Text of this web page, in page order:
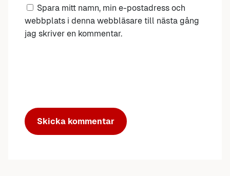
Spara mitt namn, min e-postadress och
webbplats i denna webbläsare till nästa gång
jag skriver en kommentar.